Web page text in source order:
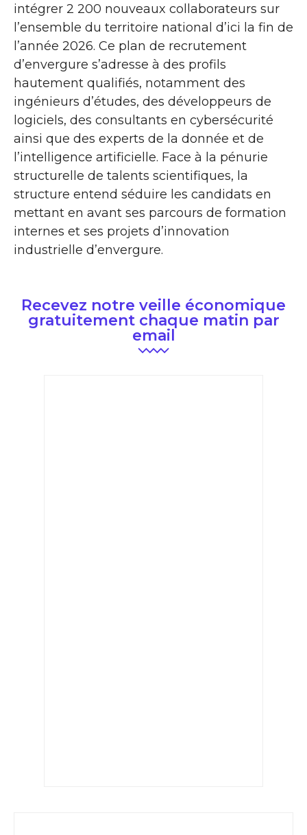
intégrer 2 200 nouveaux collaborateurs sur
l’ensemble du territoire national d’ici la fin de
l’année 2026. Ce plan de recrutement
d’envergure s’adresse à des profils
hautement qualifiés, notamment des
ingénieurs d’études, des développeurs de
logiciels, des consultants en cybersécurité
ainsi que des experts de la donnée et de
l’intelligence artificielle. Face à la pénurie
structurelle de talents scientifiques, la
structure entend séduire les candidats en
mettant en avant ses parcours de formation
internes et ses projets d’innovation
industrielle d’envergure.
Recevez notre veille économique
gratuitement chaque matin par
email